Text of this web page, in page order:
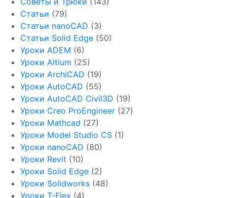
Статьи (79)
Статьи nanoCAD (3)
Статьи Solid Edge (50)
Уроки ADEM (6)
Уроки Altium (25)
Уроки ArchiCAD (19)
Уроки AutoCAD (55)
Уроки AutoCAD Civil3D (19)
Уроки Creo ProEngineer (27)
Уроки Mathcad (27)
Уроки Model Studio CS (1)
Уроки nanoCAD (80)
Уроки Revit (10)
Уроки Solid Edge (2)
Уроки Solidworks (48)
Уроки T-Flex (4)